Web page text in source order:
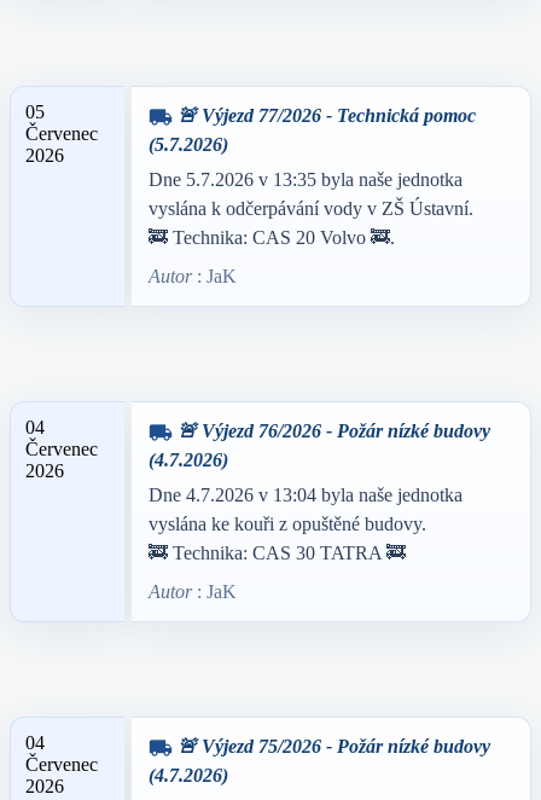
05
Červenec
2026
local_shipping 🚨 Výjezd 77/2026 - Technická pomoc
(5.7.2026)
Dne 5.7.2026 v 13:35 byla naše jednotka
vyslána k odčerpávání vody v ZŠ Ústavní.
🚒 Technika: CAS 20 Volvo 🚒.
Autor: JaK
04
Červenec
2026
local_shipping 🚨 Výjezd 76/2026 - Požár nízké budovy
(4.7.2026)
Dne 4.7.2026 v 13:04 byla naše jednotka
vyslána ke kouři z opuštěné budovy.
🚒 Technika: CAS 30 TATRA 🚒
Autor: JaK
04
Červenec
2026
local_shipping 🚨 Výjezd 75/2026 - Požár nízké budovy
(4.7.2026)